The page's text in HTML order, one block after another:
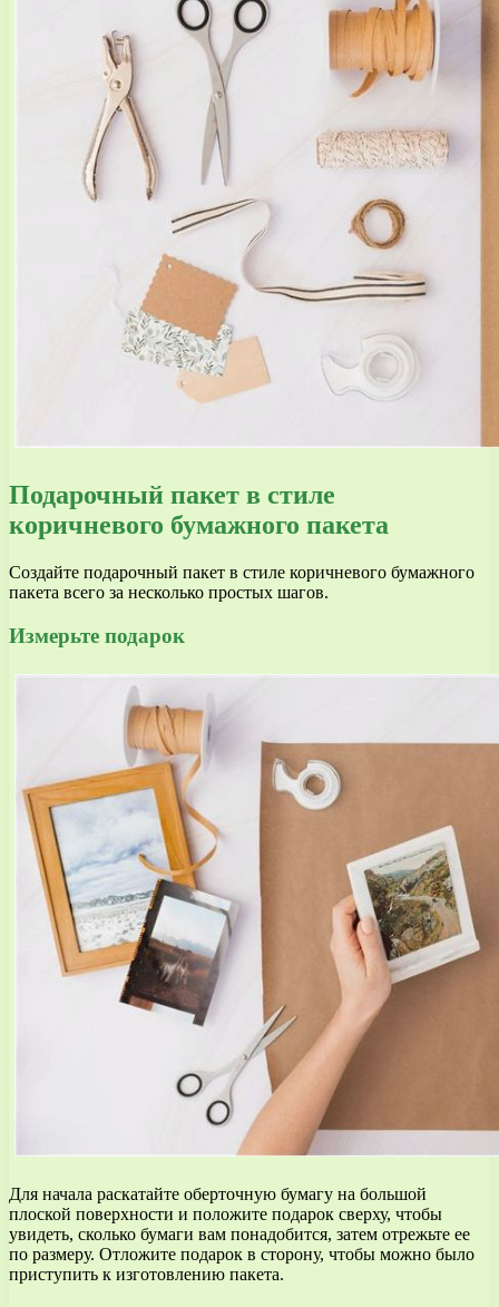
Подарочный пакет в стиле
коричневого бумажного пакета
Создайте подарочный пакет в стиле коричневого бумажного
пакета всего за несколько простых шагов.
Измерьте подарок
Для начала раскатайте оберточную бумагу на большой
плоской поверхности и положите подарок сверху, чтобы
увидеть, сколько бумаги вам понадобится, затем отрежьте ее
по размеру. Отложите подарок в сторону, чтобы можно было
приступить к изготовлению пакета.